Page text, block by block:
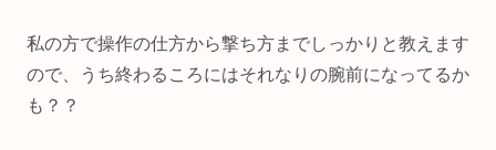
私の方で操作の仕方から撃ち方までしっかりと教えます
ので、うち終わるころにはそれなりの腕前になってるか
も？？